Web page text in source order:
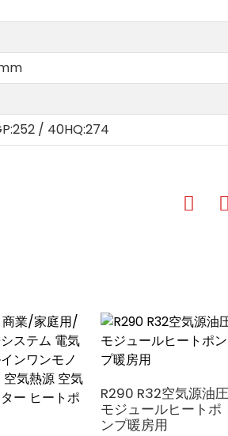
/ 40HQ:274
R290 R32空気源油圧
モジュールヒートポ
ンプ暖房用